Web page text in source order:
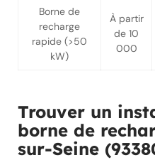
Borne de
recharge
rapide (>50
kW)
À partir
de 10
000
Trouver un
borne de
sur-Seine